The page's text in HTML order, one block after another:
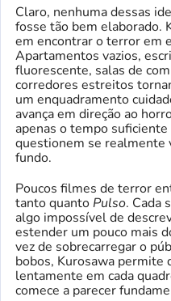
Claro, nenhuma dessas
fosse tão bem elaborado.
em encontrar o terror em
Apartamentos vazios,
fluorescente, salas de
corredores estreitos
um enquadramento
avança em direção ao
apenas o tempo
questionem se realmente
fundo.
Poucos filmes de terror
tanto quanto Pulso. Cada
algo impossível de
estender um pouco mais
vez de sobrecarregar o
bobos, Kurosawa permite
lentamente em cada
comece a parecer